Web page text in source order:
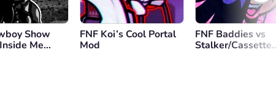
Show
Me
FNF Koi’s Cool Portal
Mod
FNF Baddies vs
Stalker/Cassette